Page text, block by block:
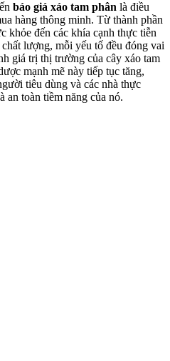
báo giá xáo tam phân là điều
hàng thông minh. Từ thành phần
khỏe đến các khía cạnh thực tiễn
lượng, mỗi yếu tố đều đóng vai
giá trị thị trường của cây xáo tam
mạnh mẽ này tiếp tục tăng,
tiêu dùng và các nhà thực
an toàn tiềm năng của nó.